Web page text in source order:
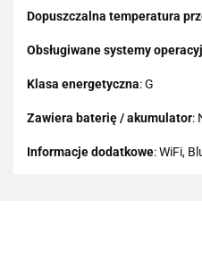
Dopuszczalna temperatura
Obsługiwane systemy
Klasa energetyczna: G
Zawiera baterię / akumulator:
Informacje dodatkowe: WiFi,